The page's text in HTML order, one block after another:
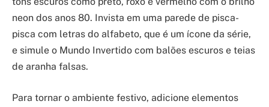
neon dos anos 80. Invista em uma parede de pisca-
pisca com letras do alfabeto, que é um ícone da série,
e simule o Mundo Invertido com balões escuros e teias
de aranha falsas.
Para tornar o ambiente festivo, adicione elementos